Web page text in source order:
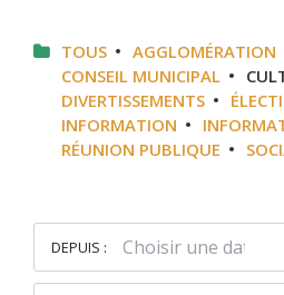
TOUS AGGLOMÉRATION
CONSEIL MUNICIPAL
DIVERTISSEMENTS
INFORMATION
RÉUNION PUBLIQUE
DEPUIS :